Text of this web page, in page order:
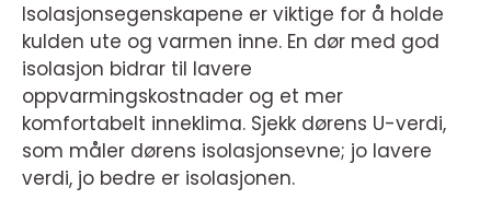
Isolasjonsegenskapene er viktige for å holde
kulden ute og varmen inne. En dør med god
isolasjon bidrar til lavere
oppvarmingskostnader og et mer
komfortabelt inneklima. Sjekk dørens U-verdi,
som måler dørens isolasjonsevne; jo lavere
verdi, jo bedre er isolasjonen.